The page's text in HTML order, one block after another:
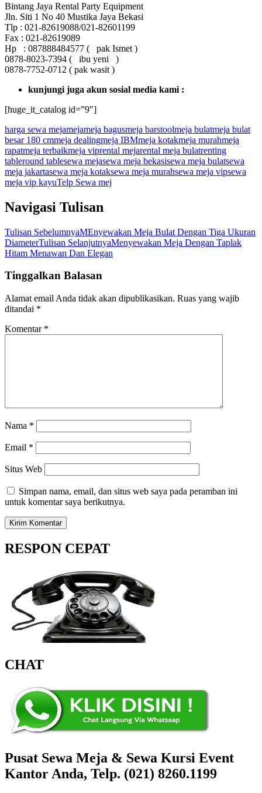
Bintang Jaya Rental Party Equipment
Jln. Siti 1 No 40 Mustika Jaya Bekasi
Tlp : 021-82619088/021-82601199
Fax : 021-82619089
Hp : 087888484577 ( pak Ismet )
0878-8023-7394 ( ibu yeni )
0878-7752-0712 ( pak wasit )
kunjungi juga akun sosial media kami :
[huge_it_catalog id=”9″]
harga sewa mejamejameja bagusmeja barstoolmeja bulatmeja bulat
besar 180 cmmeja dealingmeja IBMmeja kotakmeja murahmeja
rapatmeja terbaikmeja viprental mejarental meja bulatrenting
tableround tablesewa mejasewa meja bekasisewa meja bulatsewa
meja jakartasewa meja kotaksewa meja murahsewa meja vipsewa
meja vip kayuTelp Sewa mej
Navigasi Tulisan
Tulisan SebelumnyaMEnyewakan Meja Bulat Dengan Tiga Ukuran
DiameterTulisan SelanjutnyaMenyewakan Meja Dengan Taplak
Hitam Menawan Dan Elegan
Tinggalkan Balasan
Alamat email Anda tidak akan dipublikasikan. Ruas yang wajib
ditandai *
Komentar *
Nama *
Email *
Situs Web
Simpan nama, email, dan situs web saya pada peramban ini
untuk komentar saya berikutnya.
RESPON CEPAT
CHAT
Pusat Sewa Meja & Sewa Kursi Event
Kantor Anda, Telp. (021) 8260.1199